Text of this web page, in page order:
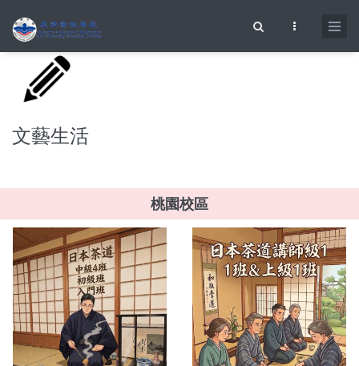
搜尋表單
文藝生活
桃園校區